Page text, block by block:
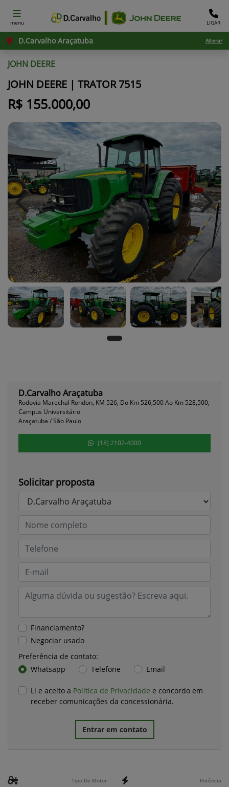
menu LIGAR
D.Carvalho Araçatuba Alterar
JOHN DEERE
JOHN DEERE | TRATOR 7515
R$ 155.000,00
Previous Next
D.Carvalho Araçatuba
Rodovia Marechal Rondon, KM 526, Do Km 526,500 Ao Km 528,500,
Campus Universitário
Araçatuba / São Paulo
(18) 2102-4000
Solicitar proposta
Financiamento?
Negociar usado
Preferência de contato:
Whatsapp
Telefone Email
Li e aceito a Política de Privacidade e concordo em
receber comunicações da concessionária.
Entrar em contato
Tipo De Motor Potência